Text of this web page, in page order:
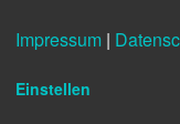
Impressum |
Einstellen